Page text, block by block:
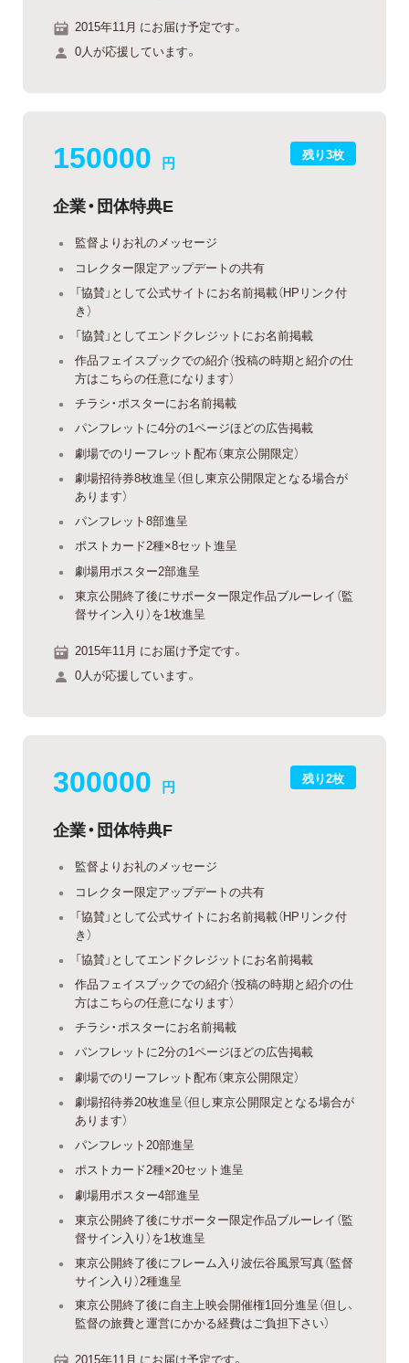
2015年11月 にお届け予定です。
0人が応援しています。
残り3枚
150000 円
企業・団体特典E
監督よりお礼のメッセージ
コレクター限定アップデートの共有
「協賛」として公式サイトにお名前掲載（HPリンク付
き）
「協賛」としてエンドクレジットにお名前掲載
作品フェイスブックでの紹介（投稿の時期と紹介の仕
方はこちらの任意になります）
チラシ・ポスターにお名前掲載
パンフレットに4分の1ページほどの広告掲載
劇場でのリーフレット配布（東京公開限定）
劇場招待券8枚進呈（但し東京公開限定となる場合が
あります）
パンフレット8部進呈
ポストカード2種×8セット進呈
劇場用ポスター2部進呈
東京公開終了後にサポーター限定作品ブルーレイ（監
督サイン入り）を1枚進呈
2015年11月 にお届け予定です。
0人が応援しています。
残り2枚
300000 円
企業・団体特典F
監督よりお礼のメッセージ
コレクター限定アップデートの共有
「協賛」として公式サイトにお名前掲載（HPリンク付
き）
「協賛」としてエンドクレジットにお名前掲載
作品フェイスブックでの紹介（投稿の時期と紹介の仕
方はこちらの任意になります）
チラシ・ポスターにお名前掲載
パンフレットに2分の1ページほどの広告掲載
劇場でのリーフレット配布（東京公開限定）
劇場招待券20枚進呈（但し東京公開限定となる場合が
あります）
パンフレット20部進呈
ポストカード2種×20セット進呈
劇場用ポスター4部進呈
東京公開終了後にサポーター限定作品ブルーレイ（監
督サイン入り）を1枚進呈
東京公開終了後にフレーム入り波伝谷風景写真（監督
サイン入り）2種進呈
東京公開終了後に自主上映会開催権1回分進呈（但し、
監督の旅費と運営にかかる経費はご負担下さい）
2015年11月 にお届け予定です。